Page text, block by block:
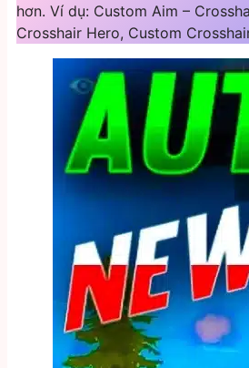
hơn. Ví dụ: Custom Aim –
Crosshair Hero, Custom